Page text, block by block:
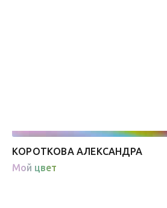
КОРОТКОВА АЛЕКСАНДРА
Мой цвет